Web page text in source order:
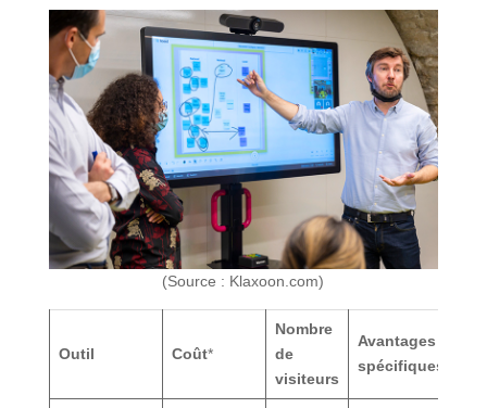
(Source : Klaxoon.com)
Outil Coût*
Nombre
de
visiteurs
Avantages
spécifiques